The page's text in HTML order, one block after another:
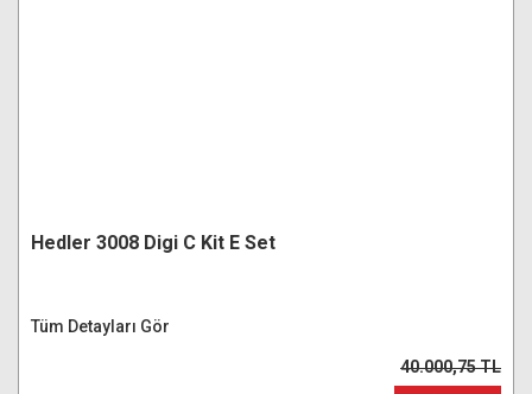
Hedler 3008 Digi C Kit E Set
Tüm Detayları Gör
40.000,75 TL